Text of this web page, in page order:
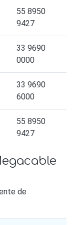
55 8950
9427
33 9690
0000
33 9690
6000
55 8950
9427
de